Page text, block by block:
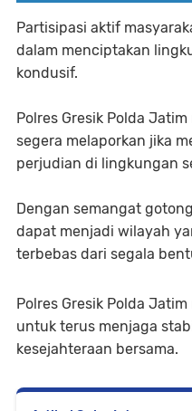
Partisipasi aktif
dalam menciptakan
kondusif.
Polres Gresik Polda
segera melaporkan jika
perjudian di lingkungan
Dengan semangat
dapat menjadi wilayah
terbebas dari segala
Polres Gresik Polda
untuk terus menjaga
kesejahteraan bersama.